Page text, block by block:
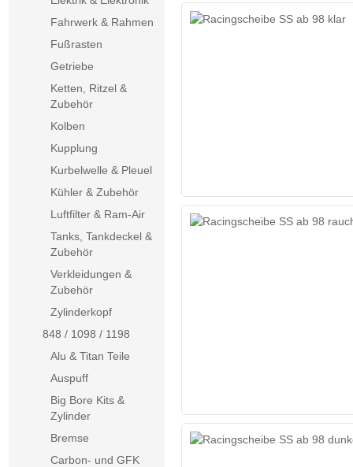
Fahrwerk & Rahmen
Fußrasten
Getriebe
Ketten, Ritzel &
Zubehör
Kolben
Kupplung
Kurbelwelle & Pleuel
Kühler & Zubehör
Luftfilter & Ram-Air
Tanks, Tankdeckel &
Zubehör
Verkleidungen &
Zubehör
Zylinderkopf
848 / 1098 / 1198
Alu & Titan Teile
Auspuff
Big Bore Kits &
Zylinder
Bremse
Carbon- und GFK